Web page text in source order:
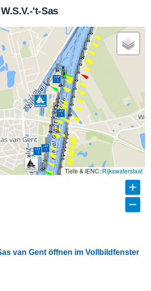
't-Sas
Tiefe & IENC: Rijkswaterstaat
van Gent öffnen im Vollbildfenster